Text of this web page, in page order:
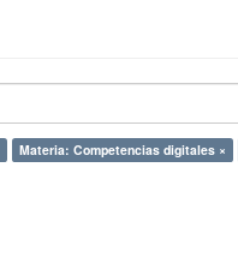
Materia: Competencias digitales ×